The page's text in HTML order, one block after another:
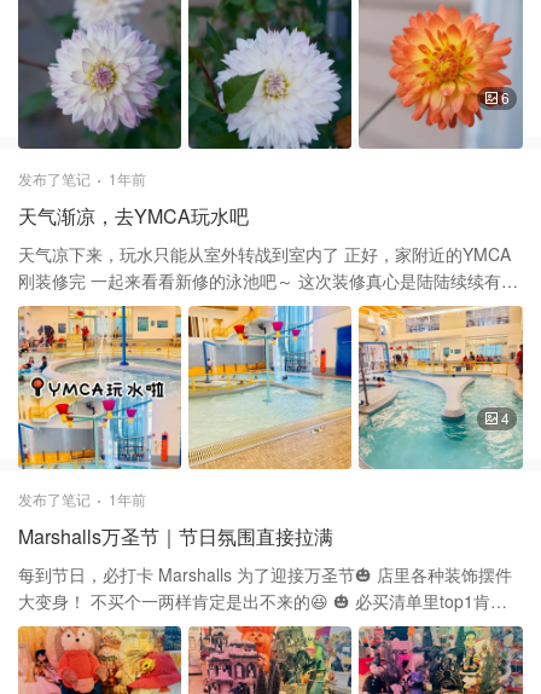
每朵花都有近20cm的直径 这几支都是渐变的颜色，超美 大丽花喜
光照 一定要种在☀️阳光超好的地方 配上疏松的土壤 保准你美爆晚夏
深秋
6
发布了笔记 1年前
天气渐凉，去YMCA玩水吧
天气凉下来，玩水只能从室外转战到室内了 正好，家附近的YMCA
刚装修完 一起来看看新修的泳池吧～ 这次装修真心是陆陆续续有一
年了 大泳池，小泳池还有locker room都翻新了一圈 小泳池主要是
给小朋友玩水的地方 深度适中，是小小孩学游泳的好地方 🛝 水上滑
梯没有小朋友不喜欢吧 这个大滑梯直接满足你 还有几个适合小宝宝
玩的🫗倒水的玩具 一个环形的漂流河道👍 带小朋友来的话家长也得
下水陪着 或者去旁边的大泳池完成一个swim test pass之后就可以
自己玩水解放家长了！
4
发布了笔记 1年前
Marshalls万圣节｜节日氛围直接拉满
每到节日，必打卡 Marshalls 为了迎接万圣节🎃 店里各种装饰摆件
大变身！ 不买个一两样肯定是出不来的😆 🎃 必买清单里top1肯定
是南瓜啦 南瓜装饰，南瓜抱枕，南瓜灯 🎃 各种万圣节的装饰每年也
都会补充个一两样 今年看好小鬼屋和女巫装饰了🧙‍♀️ 🎃 秋季丰收的
元素也可以买到 各种可爱的稻草人又萌又逼真 🎃 最后要买的就是餐